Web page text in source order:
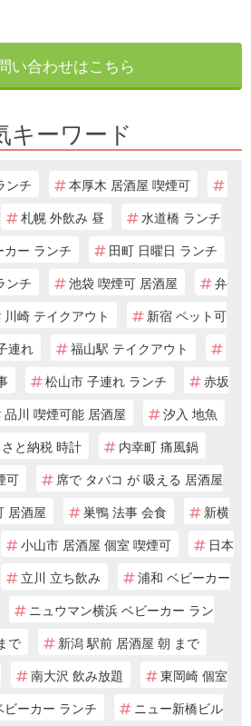
い合わせはこちら
キーワード
ンチ
本厚木 居酒屋 喫煙可
札幌 外飲み 昼
水道橋 ランチ
ー ランチ
田町 日曜日 ランチ
ンチ
池袋 喫煙可 居酒屋
弁
川崎 テイクアウト
新宿 ペット可
連れ
福山駅 テイクアウト
松山市 子連れ ランチ
赤坂
品川 喫煙可能 居酒屋
汐入 地魚
と納税 時計
内幸町 痛風鍋
可
席で タバコ が 吸える 居酒屋
居酒屋 巣鴨 法事 会食
新横
小山市 居酒屋 個室 喫煙可
日本
立川 立ち飲み
浦和 ベビーカー
ニュウマン横浜 ベビーカー ラン
で
新潟 駅前 居酒屋 朝 まで
南大沢 飲み放題
東岡崎 個室
ーカー ランチ ニュー新橋ビル